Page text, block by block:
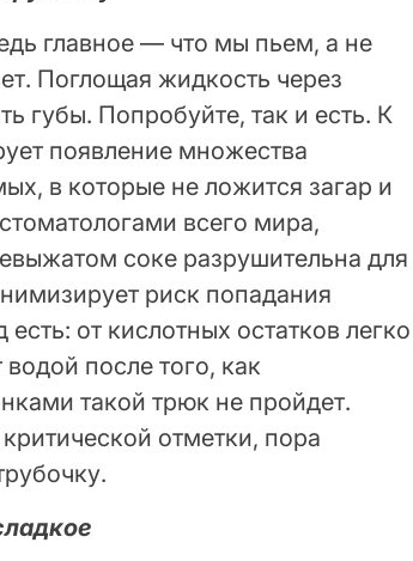
главное — что мы пьем, а не
Поглощая жидкость через
губы. Попробуйте, так и есть. К
появление множества
в которые не ложится загар и
всего мира,
соке разрушительна для
риск попадания
от кислотных остатков легко
после того, как
такой трюк не пройдет.
отметки, пора